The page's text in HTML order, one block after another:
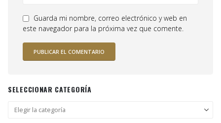
Guarda mi nombre, correo electrónico y web en
este navegador para la próxima vez que comente.
SELECCIONAR CATEGORÍA
Seleccionar
categoría